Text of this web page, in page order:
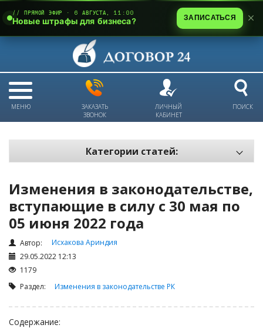
МЕНЮ
ЗАКАЗАТЬ
ЗВОНОК
ЛИЧНЫЙ
КАБИНЕТ
ПОИСК
Категории статей:
Электронный документооборот и цифровая подпись
Трудовые отношения
Техника безопасности и охрана труда
Изменения в законодательстве РК
Займы
Сбор долгов
Проверка государственных органов
Изменения в законодательстве,
вступающие в силу с 30 мая по
05 июня 2022 года
Автор:
Исхакова Ариндия
29.05.2022 12:13
1179
Раздел: Изменения в законодательстве РК
Содержание:
// ПРЯМОЙ ЭФИР · 6 АВГУСТА, 11:00
Новые штрафы для бизнеса? ЗАПИСАТЬСЯ